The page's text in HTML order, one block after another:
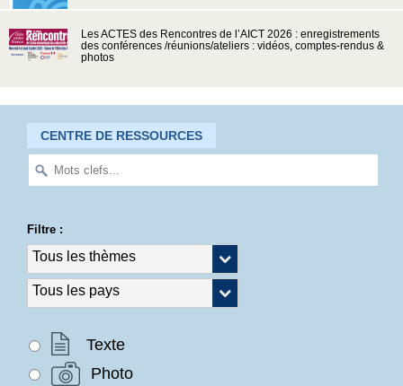
Les ACTES des Rencontres de l’AICT 2026 : enregistrements
des conférences /réunions/ateliers : vidéos, comptes-rendus &
photos
CENTRE DE RESSOURCES
Filtre :
Texte
Photo